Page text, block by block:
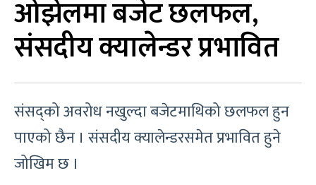
ओझेलमा बजेट छलफल,
संसदीय क्यालेन्डर प्रभावित
संसद्को अवरोध नखुल्दा बजेटमाथिको छलफल हुन
पाएको छैन । संसदीय क्यालेन्डरसमेत प्रभावित हुने
जोखिम छ ।